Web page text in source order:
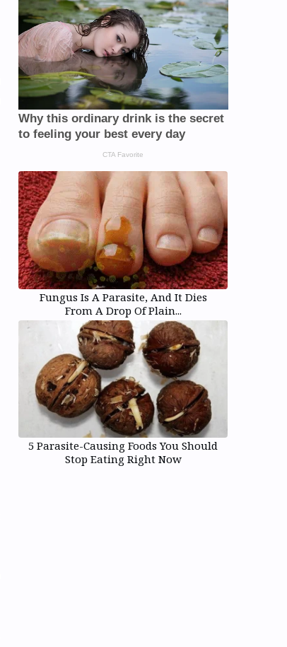
Fungus Is A Parasite, And It Dies
From A Drop Of Plain...
5 Parasite-Causing Foods You Should
Stop Eating Right Now